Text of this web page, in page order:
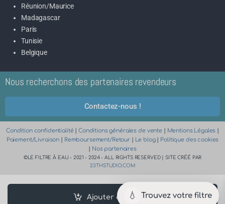
Ajouter au panier
Réunion/Maurice
Madagascar
Paris
Tunisie
Belgique
Nous recherchons des partenaires revendeurs
Contactez-nous !
Condition confidentialité|Conditions générales de vente| Mentions Légales |
Paiement/Livraison | Remboursement/Retour | Le blog| Politique des cookies
| Nos partenaires
©LE FILTRE À EAU - 2021 - 2024 - ALL RIGHTS RESERVED | SITE CRÉÉ PAR
23THSTUDIO.COM
💧 Trouvez votre filtre